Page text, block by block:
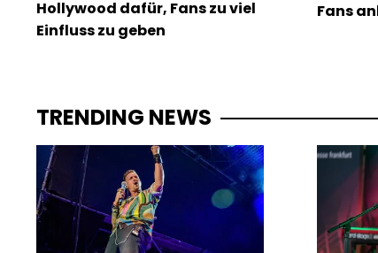
Hollywood dafür, Fans zu viel
Einfluss zu geben
Fans
TRENDING NEWS